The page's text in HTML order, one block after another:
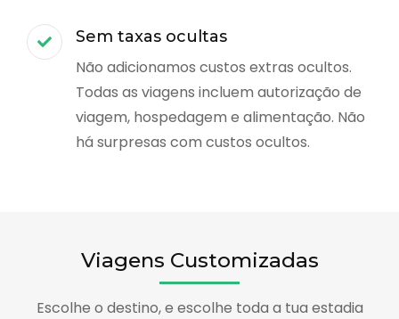
Sem taxas ocultas
Não adicionamos custos extras ocultos.
Todas as viagens incluem autorização de
viagem, hospedagem e alimentação. Não
há surpresas com custos ocultos.
Viagens Customizadas
Escolhe o destino, e escolhe toda a tua estadia